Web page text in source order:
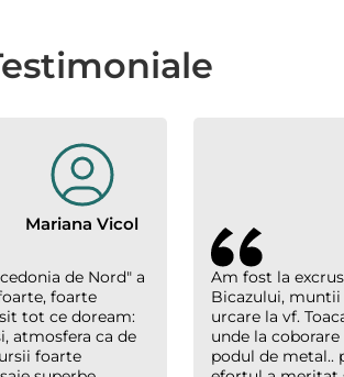
Mariana Vicol
de Nord" a
foarte
tot ce doream:
atmosfera ca de
foarte
Am fost la
Bicazului, muntii
urcare la vf.
unde la
podul de metal..